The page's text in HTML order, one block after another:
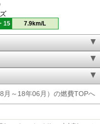
15 7.9km/L
～18年06月）の燃費TOPへ